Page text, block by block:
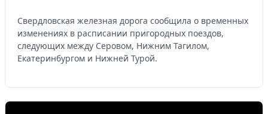
Свердловская железная дорога сообщила о временных
изменениях в расписании пригородных поездов,
следующих между Серовом, Нижним Тагилом,
Екатеринбургом и Нижней Турой.